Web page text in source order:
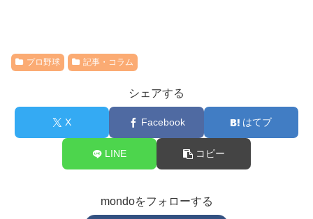
プロ野球 記事・コラム
シェアする
X Facebook はてブ
LINE コピー
mondoをフォローする